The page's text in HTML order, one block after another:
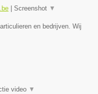
| Screenshot ▼
en bedrijven. Wij
video ▼